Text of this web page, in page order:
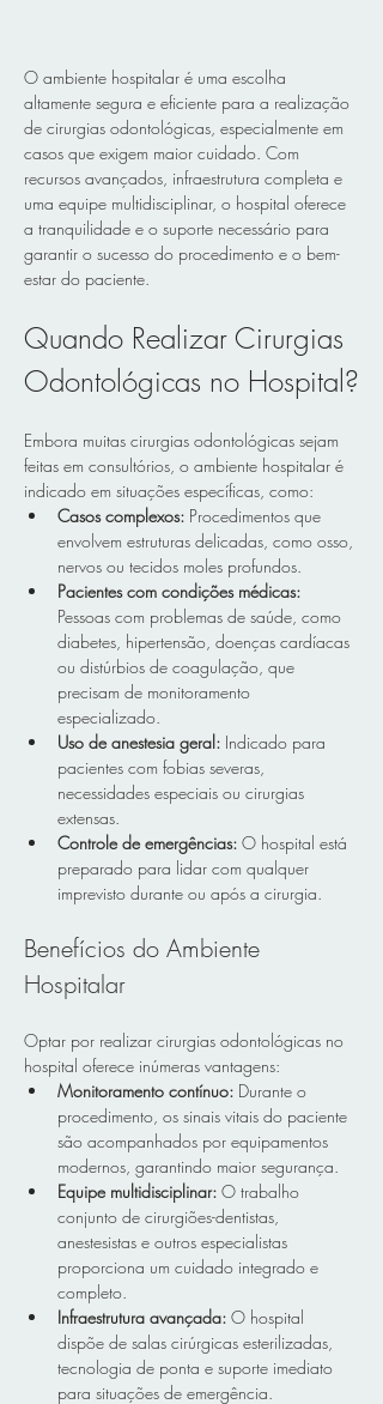
O ambiente hospitalar é uma escolha
altamente segura e eficiente para a realização
de cirurgias odontológicas, especialmente em
casos que exigem maior cuidado. Com
recursos avançados, infraestrutura completa e
uma equipe multidisciplinar, o hospital oferece
a tranquilidade e o suporte necessário para
garantir o sucesso do procedimento e o bem-
estar do paciente.
Quando Realizar Cirurgias
Odontológicas no Hospital?
Embora muitas cirurgias odontológicas sejam
feitas em consultórios, o ambiente hospitalar é
indicado em situações específicas, como:
Casos complexos: Procedimentos que
envolvem estruturas delicadas, como osso,
nervos ou tecidos moles profundos.
Pacientes com condições médicas:
Pessoas com problemas de saúde, como
diabetes, hipertensão, doenças cardíacas
ou distúrbios de coagulação, que
precisam de monitoramento
especializado.
Uso de anestesia geral: Indicado para
pacientes com fobias severas,
necessidades especiais ou cirurgias
extensas.
Controle de emergências: O hospital está
preparado para lidar com qualquer
imprevisto durante ou após a cirurgia.
Benefícios do Ambiente
Hospitalar
Optar por realizar cirurgias odontológicas no
hospital oferece inúmeras vantagens:
Monitoramento contínuo: Durante o
procedimento, os sinais vitais do paciente
são acompanhados por equipamentos
modernos, garantindo maior segurança.
Equipe multidisciplinar: O trabalho
conjunto de cirurgiões-dentistas,
anestesistas e outros especialistas
proporciona um cuidado integrado e
completo.
Infraestrutura avançada: O hospital
dispõe de salas cirúrgicas esterilizadas,
tecnologia de ponta e suporte imediato
para situações de emergência.